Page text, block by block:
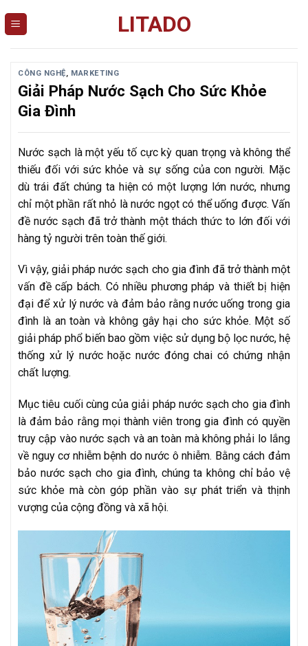
LITADO
CÔNG NGHỆ, MARKETING
Giải Pháp Nước Sạch Cho Sức Khỏe
Gia Đình
Nước sạch là một yếu tố cực kỳ quan trọng và không thể
thiếu đối với sức khỏe và sự sống của con người. Mặc
dù trái đất chúng ta hiện có một lượng lớn nước, nhưng
chỉ một phần rất nhỏ là nước ngọt có thể uống được. Vấn
đề nước sạch đã trở thành một thách thức to lớn đối với
hàng tỷ người trên toàn thế giới.
Vì vậy, giải pháp nước sạch cho gia đình đã trở thành một
vấn đề cấp bách. Có nhiều phương pháp và thiết bị hiện
đại để xử lý nước và đảm bảo rằng nước uống trong gia
đình là an toàn và không gây hại cho sức khỏe. Một số
giải pháp phổ biến bao gồm việc sử dụng bộ lọc nước, hệ
thống xử lý nước hoặc nước đóng chai có chứng nhận
chất lượng.
Mục tiêu cuối cùng của giải pháp nước sạch cho gia đình
là đảm bảo rằng mọi thành viên trong gia đình có quyền
truy cập vào nước sạch và an toàn mà không phải lo lắng
về nguy cơ nhiễm bệnh do nước ô nhiễm. Bằng cách đảm
bảo nước sạch cho gia đình, chúng ta không chỉ bảo vệ
sức khỏe mà còn góp phần vào sự phát triển và thịnh
vượng của cộng đồng và xã hội.